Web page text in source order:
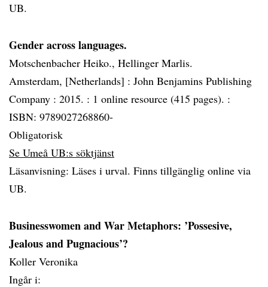
UB.
Gender across languages.
Motschenbacher Heiko., Hellinger Marlis.
Amsterdam, [Netherlands] : John Benjamins Publishing
Company : 2015. : 1 online resource (415 pages). :
ISBN: 9789027268860-
Obligatorisk
Se Umeå UB:s söktjänst
Läsanvisning: Läses i urval. Finns tillgänglig online via
UB.
Businesswomen and War Metaphors: ’Possesive,
Jealous and Pugnacious’?
Koller Veronika
Ingår i: